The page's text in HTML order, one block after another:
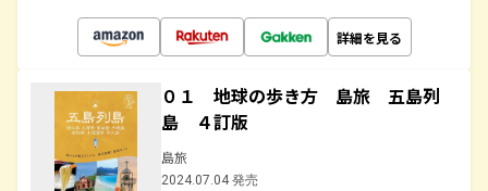
詳細を見る
０１ 地球の歩き方 島旅 五島列
島 ４訂版
島旅
2024.07.04 発売